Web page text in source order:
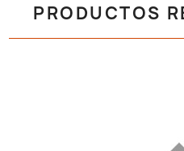
PRODUCTOS